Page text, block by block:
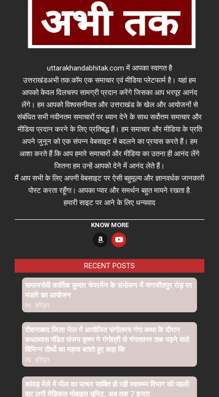
uttarakhandabhitak.com में आपका स्वागत है
उत्तराखंडअभी तक.कॉम एक समाचार एवं मीडिया प्लेटफार्म है। यहां हम
आपको केवल दिलचस्प सामग्री प्रदान करेंगे जिसका आप भरपूर आनंद
लेंगे। हम आपको विश्वसनीयता और उत्तराखंड के खेल और आयोजनों से
संबंधित सभी नवीनतम समाचारों पर ध्यान देने के साथ सर्वोत्तम समाचार और
मीडिया प्रदान करने के लिए प्रतिबद्ध हैं। हम समाचार और मीडिया के प्रति
अपने जुनून को एक संपन्न वेबसाइट में बदलने का प्रयास करते हैं। हम
आशा करते हैं कि आप हमारे समाचारों और मीडिया का उतना ही आनंद लेंगे
जितना हम उन्हें आपको देने में आनंद लेते हैं।
मैं आप सभी के लिए अपनी वेबसाइट पर ऐसी बहुमूल्य और ज्ञानवर्धक जानकारी
पोस्ट करता रहूँगा। आपका प्यार और समर्थन बहुत मायने रखता है.
हमारी साइट पर आने के लिए धन्यवाद
KNOW MORE
RECENT POSTS
समाजसेवी कार्तिक कुमार चेयरमैन के संयोजन में जगजीतपुर रोड़ पर
भंडारे का आयोजन
IN: हरिद्वार
रोशनाबाद जिला जेल में आयोजित संगीतमय गंगा कथा के दौरान
कथाव्यास पंडित संजय कृष्ण ने गंगोत्री से गंगासागर तक पड़ने वाले
विभिन्न तीर्थो का महत्व बताते हुए कहा कि
IN: हरिद्वार
कांवड़ मेले में मील का पत्थर साबित हो रही स्वास्थ्य विभाग की पहली
बार लगी मेडिकल मोबाइल यूनिट, अब तक 7 हजार